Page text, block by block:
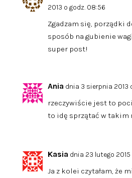
2013 o godz. 08:56
Zgadzam się, porządki
sposób na gubienie
super post!
Ania dnia 3 sierpnia 2013
rzeczywiście jest to
to idę sprzątać w takim
Kasia dnia 23 lutego 2015
Ja z kolei czytałam, że